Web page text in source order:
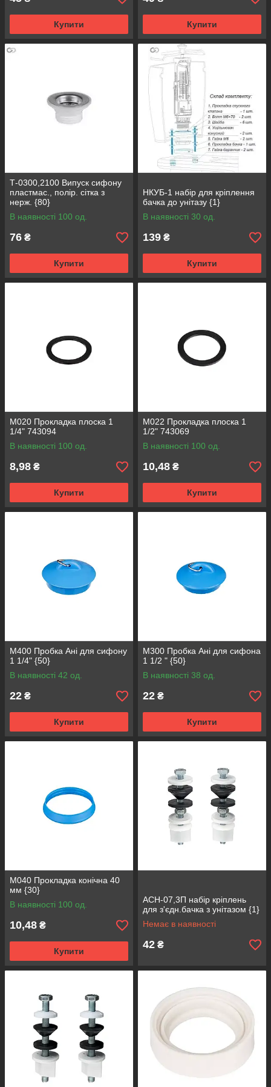
Купити Купити
Т-0300,2100 Випуск сифону
пластмас., полір. сітка з
нерж. {80}
В наявності 100 од.
76 ₴
Купити
НКУБ-1 набір для кріплення
бачка до унітазу {1}
В наявності 30 од.
139 ₴
Купити
М020 Прокладка плоска 1
1/4" 743094
В наявності 100 од.
8,98 ₴
Купити
M022 Прокладка плоска 1
1/2" 743069
В наявності 100 од.
10,48 ₴
Купити
М400 Пробка Ані для сифону
1 1/4" {50}
В наявності 42 од.
22 ₴
Купити
М300 Пробка Ані для сифона
1 1/2 " {50}
В наявності 38 од.
22 ₴
Купити
М040 Прокладка конічна 40
мм {30}
В наявності 100 од.
10,48 ₴
Купити
АСН-07,3П набір кріплень
для з'єдн.бачка з унітазом {1}
Немає в наявності
42 ₴